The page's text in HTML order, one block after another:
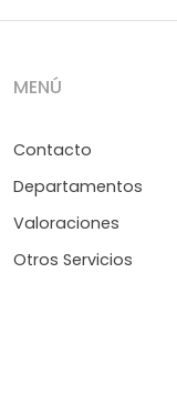
MENÚ
Contacto
Departamentos
Valoraciones
Otros Servicios